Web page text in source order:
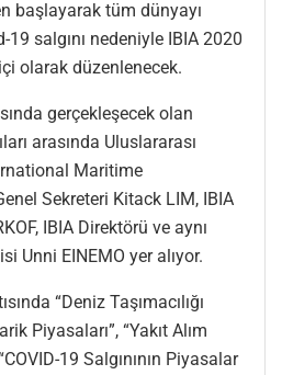
başlayarak tüm dünyayı
salgını nedeniyle IBIA 2020
olarak düzenlenecek.
gerçekleşecek olan
arasında Uluslararası
Maritime
Sekreteri Kitack LIM, IBIA
IBIA Direktörü ve aynı
Unni EINEMO yer alıyor.
“Deniz Taşımacılığı
Piyasaları”, “Yakıt Alım
19 Salgınının Piyasalar